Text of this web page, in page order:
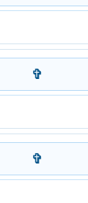
✞
✞